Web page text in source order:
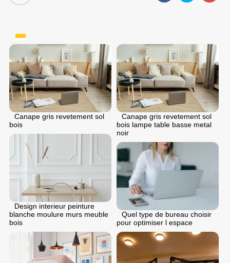
Canape gris revetement sol
bois
Canape gris revetement sol
bois lampe table basse metal
noir
Design interieur peinture
blanche moulure murs meuble
bois
Quel type de bureau choisir
pour optimiser l espace